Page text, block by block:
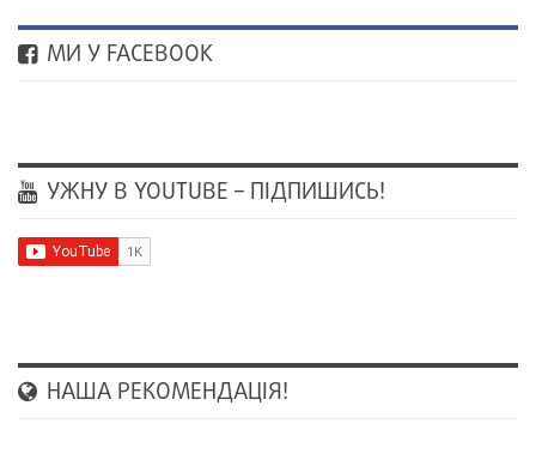
МИ У FACEBOOK
УЖНУ В YOUTUBE – ПІДПИШИСЬ!
НАША РЕКОМЕНДАЦІЯ!